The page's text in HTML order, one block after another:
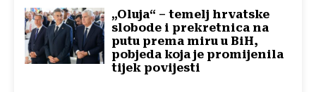
„Oluja“ – temelj hrvatske
slobode i prekretnica na
putu prema miru u BiH,
pobjeda koja je promijenila
tijek povijesti